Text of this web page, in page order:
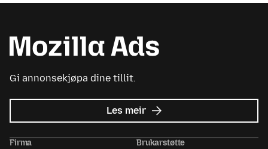
Gi annonsekjøpa dine tillit.
Les meir om
Mozilla
Firma Brukarstøtte